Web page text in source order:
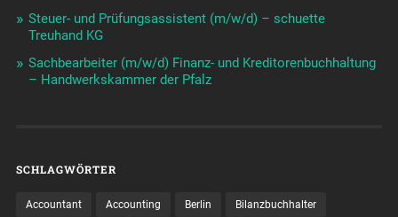
Steuer- und Prüfungsassistent (m/w/d) – schuette
Treuhand KG
Sachbearbeiter (m/w/d) Finanz- und Kreditorenbuchhaltung
– Handwerkskammer der Pfalz
SCHLAGWÖRTER
Accountant Accounting Berlin Bilanzbuchhalter